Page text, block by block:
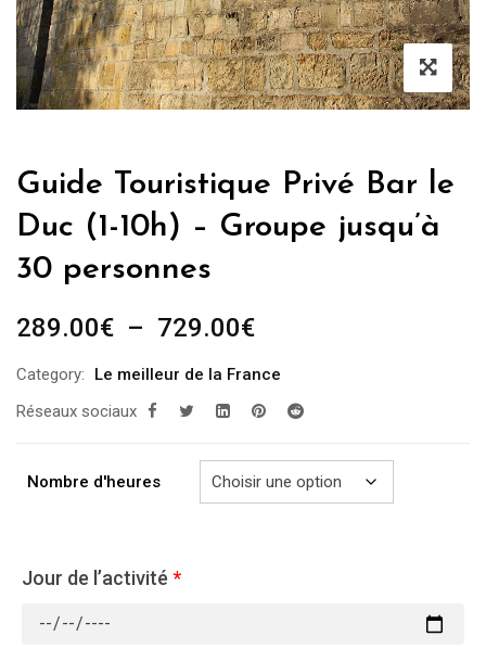
Guide Touristique Privé Bar le
Duc (1-10h) – Groupe jusqu’à
30 personnes
289.00€ – 729.00€Plage
prix :
289.00€
729.00€
Category:
Le meilleur de la France
Réseaux sociaux
Nombre d'heures
Jour de l’activité *